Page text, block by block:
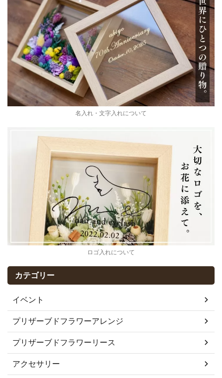
名入れ・文字入れについて
ロゴ入れについて
カテゴリー
イベント
プリザーブドフラワーアレンジ
プリザーブドフラワーリース
アクセサリー